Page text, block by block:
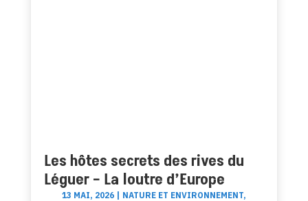
Les hôtes secrets des rives du
Léguer – La loutre d’Europe
13 MAI, 2026| NATURE ET ENVIRONNEMENT,